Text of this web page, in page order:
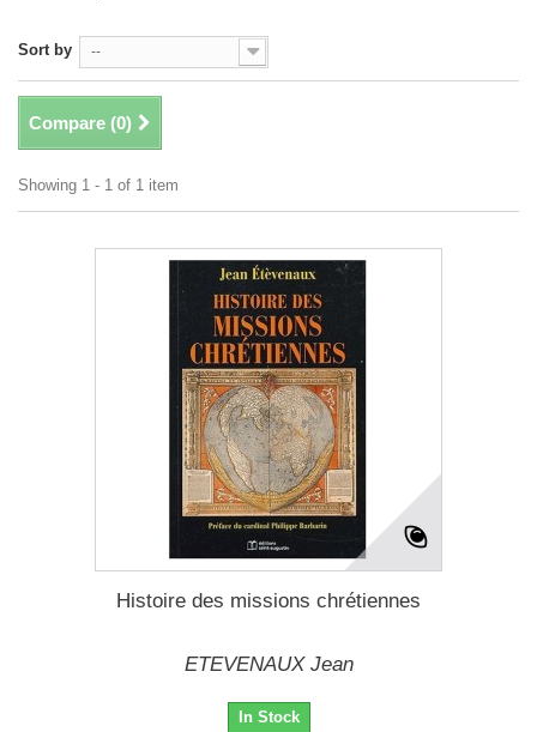
Sort by --
Compare (0)
Showing 1 - 1 of 1 item
Histoire des missions chrétiennes
ETEVENAUX Jean
In Stock